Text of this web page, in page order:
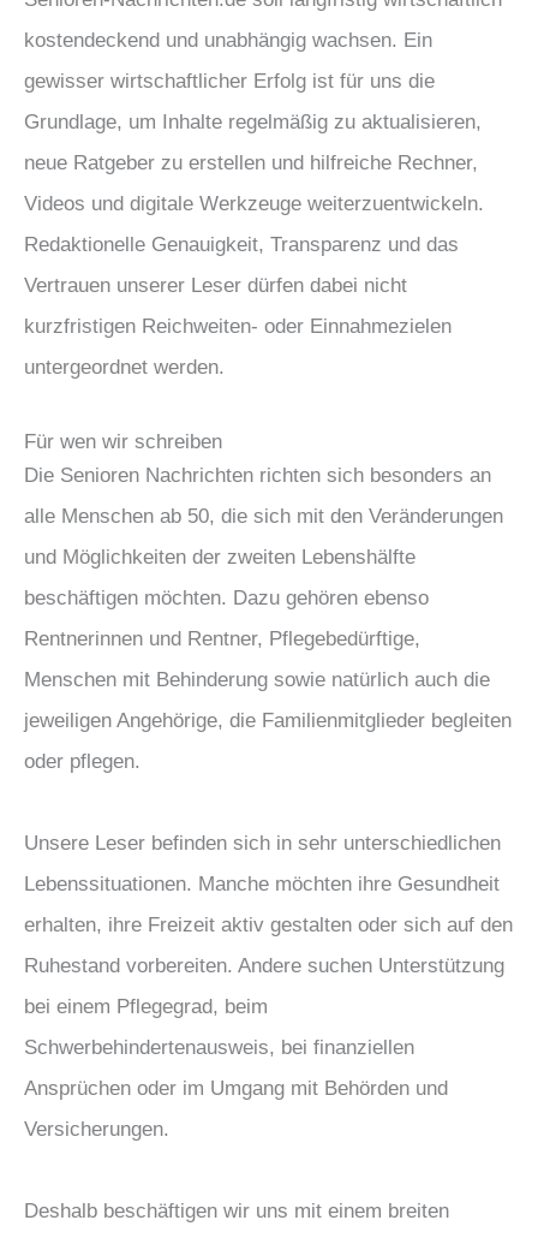
kostendeckend und unabhängig wachsen. Ein
gewisser wirtschaftlicher Erfolg ist für uns die
Grundlage, um Inhalte regelmäßig zu aktualisieren,
neue Ratgeber zu erstellen und hilfreiche Rechner,
Videos und digitale Werkzeuge weiterzuentwickeln.
Redaktionelle Genauigkeit, Transparenz und das
Vertrauen unserer Leser dürfen dabei nicht
kurzfristigen Reichweiten- oder Einnahmezielen
untergeordnet werden.
Für wen wir schreiben
Die Senioren Nachrichten richten sich besonders an
alle Menschen ab 50, die sich mit den Veränderungen
und Möglichkeiten der zweiten Lebenshälfte
beschäftigen möchten. Dazu gehören ebenso
Rentnerinnen und Rentner, Pflegebedürftige,
Menschen mit Behinderung sowie natürlich auch die
jeweiligen Angehörige, die Familienmitglieder begleiten
oder pflegen.
Unsere Leser befinden sich in sehr unterschiedlichen
Lebenssituationen. Manche möchten ihre Gesundheit
erhalten, ihre Freizeit aktiv gestalten oder sich auf den
Ruhestand vorbereiten. Andere suchen Unterstützung
bei einem Pflegegrad, beim
Schwerbehindertenausweis, bei finanziellen
Ansprüchen oder im Umgang mit Behörden und
Versicherungen.
Deshalb beschäftigen wir uns mit einem breiten